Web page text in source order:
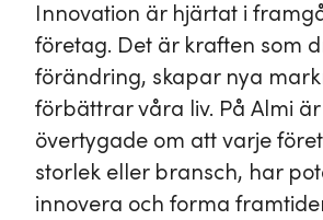
Innovation är hjärtat i
företag. Det är kraften som
förändring, skapar nya
förbättrar våra liv. På Almi
övertygade om att varje
storlek eller bransch, har
innovera och forma